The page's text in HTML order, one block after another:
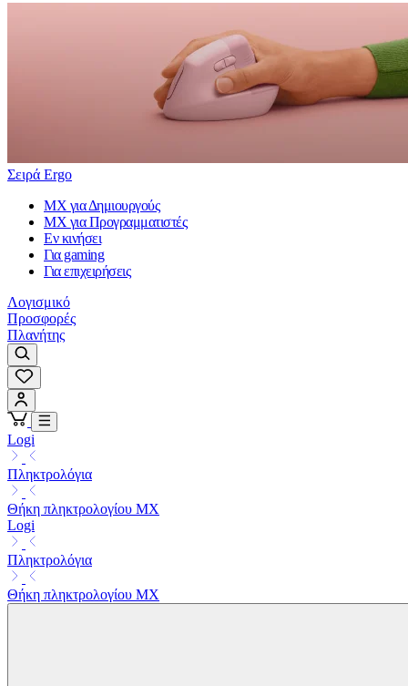
Σειρά Ergo
MX για Δημιουργούς
MX για Προγραμματιστές
Εν κινήσει
Για gaming
Για επιχειρήσεις
Λογισμικό
Προσφορές
Πλανήτης
Logi
Πληκτρολόγια
Θήκη πληκτρολογίου MX
Logi
Πληκτρολόγια
Θήκη πληκτρολογίου MX